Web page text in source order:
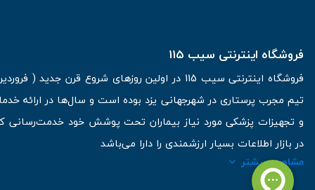
فروشگاه اینترنتی سیب 115
تیم مجرب پرستاری در شهرجهانی یزد بوده است و سال‌ها در ارائه
و تجهیزات پزشکی مورد نیاز بیماران تحت پوشش خود خدمت‌رسانی
در بازار اطلاعات بسیار ارزشمندی را دارا می‌باشد
آدرس: یزد، خیابان کاشانی، روبروی بیمارستان بهمن | تلفن همراه: 09136243383 | تلفن تماس : 36333383-035 | ایمیل: Info@Sib115.com
مشاهده بیشتر